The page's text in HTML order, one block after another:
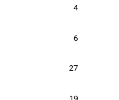
4
6
27